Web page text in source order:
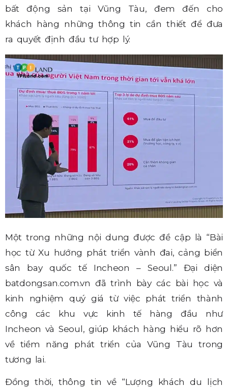
bất động sản tại Vũng Tàu, đem đến cho
khách hàng những thông tin cần thiết để đưa
ra quyết định đầu tư hợp lý.
Một trong những nội dung được đề cập là “Bài
học từ Xu hướng phát triển vành đai, cảng biển
sân bay quốc tế Incheon – Seoul.” Đại diện
batdongsan.com.vn đã trình bày các bài học và
kinh nghiệm quý giá từ việc phát triển thành
công các khu vực kinh tế hàng đầu như
Incheon và Seoul, giúp khách hàng hiểu rõ hơn
về tiềm năng phát triển của Vũng Tàu trong
tương lai.
Đồng thời, thông tin về “Lượng khách du lịch